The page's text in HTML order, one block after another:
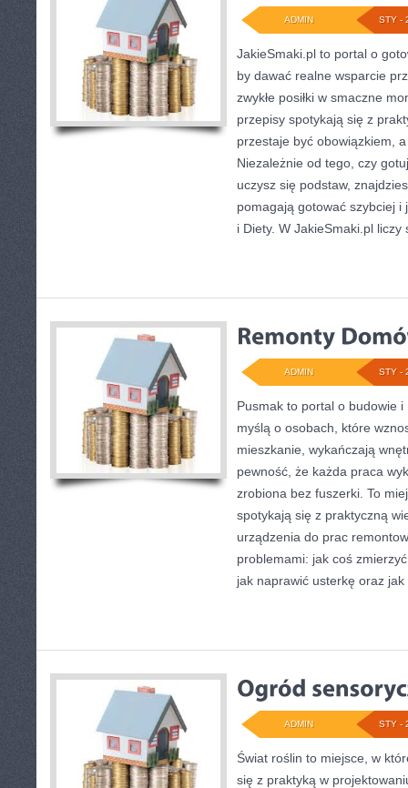
STY -
ADMIN
JakieSmaki.pl to portal o
by dawać realne wsparcie
zwykłe posiłki w smaczne
przepisy spotykają się z
przestaje być obowiązkiem,
Niezależnie od tego, czy
uczysz się podstaw,
pomagają gotować szybciej i
i Diety. W JakieSmaki.pl liczy
STY -
ADMIN
Pusmak to portal o budowie i
myślą o osobach, które
mieszkanie, wykańczają
pewność, że każda praca
zrobiona bez fuszerki. To
spotykają się z praktyczną
urządzenia do prac
problemami: jak coś
jak naprawić usterkę oraz jak
STY -
ADMIN
Świat roślin to miejsce, w
się z praktyką w